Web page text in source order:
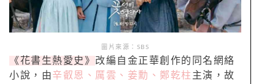
圖片來源：SBS
《花書生熱愛史》 改編自金正華創作的同名網絡
小說，由辛叡恩、厲雲、姜勳、鄭乾柱 主演，故